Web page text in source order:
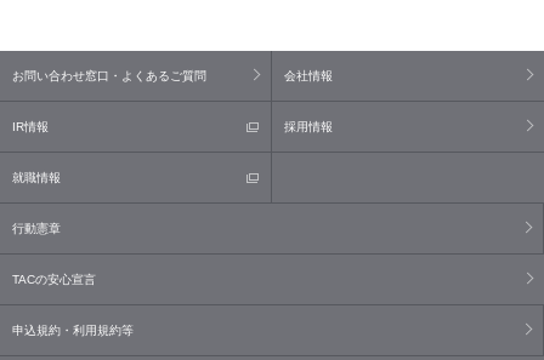
お問い合わせ窓口・よくあるご質問 会社情報
IR情報 採用情報
就職情報
行動憲章
TACの安心宣言
申込規約・利用規約等